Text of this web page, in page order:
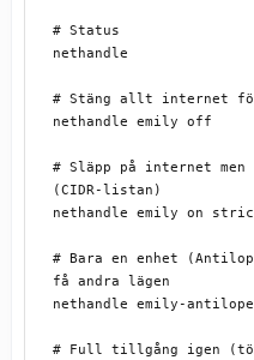
# Status
nethandle
# Stäng allt internet
nethandle emily off
# Släpp på internet
(CIDR-listan)
nethandle emily on
# Bara en enhet
få andra lägen
nethandle emily-
# Full tillgång igen